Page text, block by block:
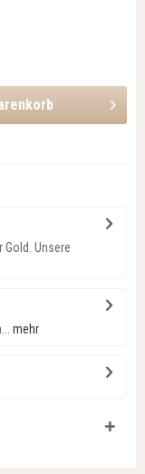
Unsere
mehr